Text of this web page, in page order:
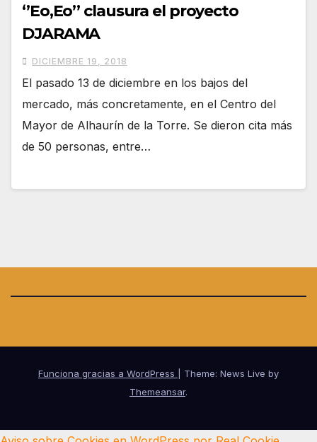
‘’Eo,Eo’’ clausura el proyecto
DJARAMA
DICIEMBRE 19, 2018
El pasado 13 de diciembre en los bajos del
mercado, más concretamente, en el Centro del
Mayor de Alhaurín de la Torre. Se dieron cita más
de 50 personas, entre…
Funciona gracias a WordPress
Theme: News Live by
Themeansar.